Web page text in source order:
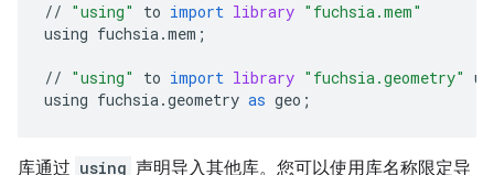
// "using" to import library "fuchsia.mem"
using fuchsia.mem ;
// "using" to import library "fuchsia.geometry"
using fuchsia.geometry as geo ;
库通过 using 声明导入其他库。您可以使用库名称限定导